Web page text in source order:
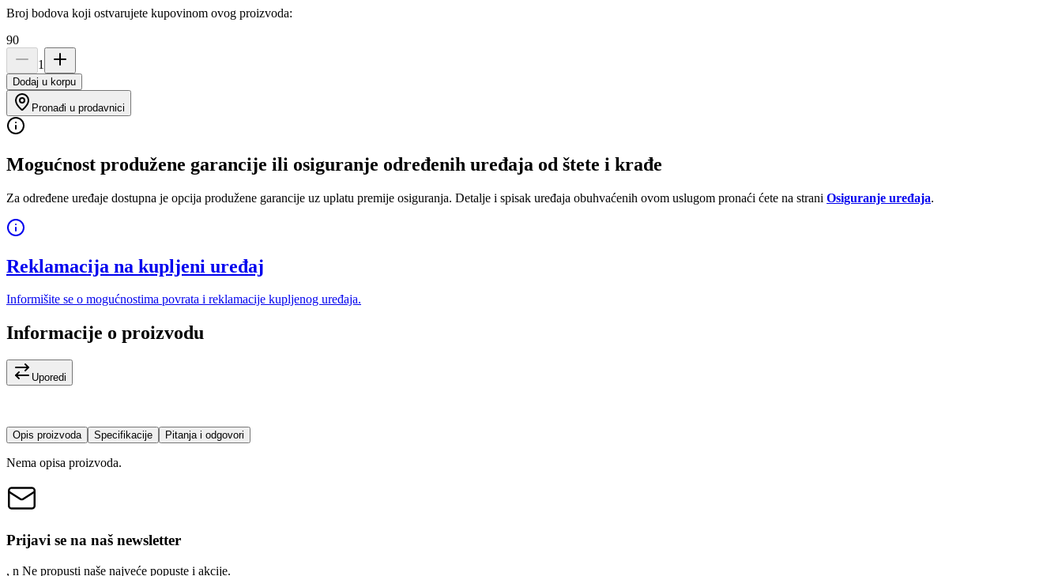
Broj bodova koji ostvarujete kupovinom ovog proizvoda:
90
1
Dodaj u korpu
Pronađi u prodavnici
Mogućnost produžene garancije ili osiguranje određenih uređaja od štete i krađe
Za određene uređaje dostupna je opcija produžene garancije uz uplatu premije osiguranja. Detalje i spisak uređaja obuhvaćenih ovom uslugom pronaći ćete na strani Osiguranje uređaja.
Reklamacija na kupljeni uređaj
Informišite se o mogućnostima povrata i reklamacije kupljenog uređaja.
Informacije o proizvodu
Uporedi
Opis proizvoda Specifikacije Pitanja i odgovori
Nema opisa proizvoda.
Prijavi se na naš newsletter
, n Ne propusti naše najveće popuste i akcije.